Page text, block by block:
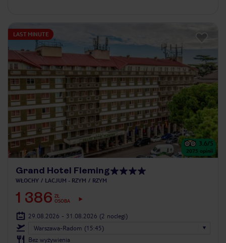
LAST MINUTE
3.6/5
2075 opinii
Grand Hotel Fleming
WŁOCHY LACJUM - RZYM RZYM
1 386 ZŁ
OSOBA
29.08.2026 - 31.08.2026 (2 noclegi)
Warszawa-Radom (15:45)
Bez wyżywienia